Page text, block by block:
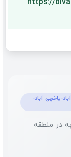
https://
آباد-یاخچی آباد-